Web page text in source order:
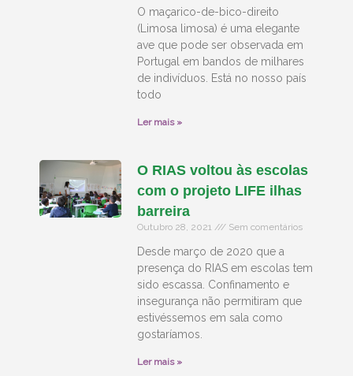
O maçarico-de-bico-direito
(Limosa limosa) é uma elegante
ave que pode ser observada em
Portugal em bandos de milhares
de indivíduos. Está no nosso país
todo
Ler mais »
O RIAS voltou às escolas
com o projeto LIFE ilhas
barreira
Outubro 28, 2021 Sem comentários
Desde março de 2020 que a
presença do RIAS em escolas tem
sido escassa. Confinamento e
insegurança não permitiram que
estivéssemos em sala como
gostaríamos.
Ler mais »